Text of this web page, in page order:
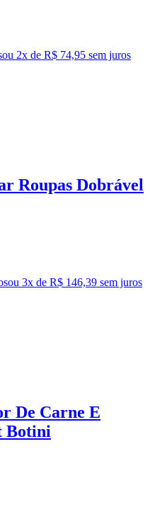
ou 2x de R$ 74,95 sem juros
Roupas Dobrável
ou 3x de R$ 146,39 sem juros
De Carne E
Botini